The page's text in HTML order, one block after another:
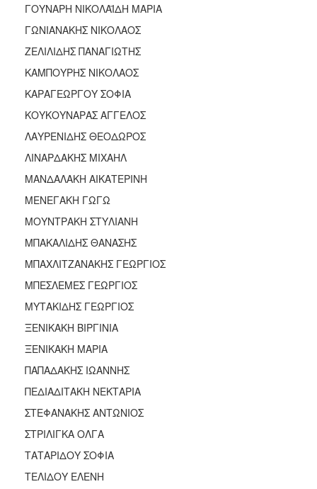
ΠΟΛΙΤΙΣΜΟΣ
ΑΝΘΕΚΤΙΚΗ
ΠΟΛΗ
ΓΟΥΝΑΡΗ ΝΙΚΟΛΑΪΔΗ ΜΑΡΙΑ
ΓΩΝΙΑΝΑΚΗΣ ΝΙΚΟΛΑΟΣ
ΖΕΛΙΛΙΔΗΣ ΠΑΝΑΓΙΩΤΗΣ
ΚΑΜΠΟΥΡΗΣ ΝΙΚΟΛΑΟΣ
ΚΑΡΑΓΕΩΡΓΟΥ ΣΟΦΙΑ
ΚΟΥΚΟΥΝΑΡΑΣ ΑΓΓΕΛΟΣ
ΛΑΥΡΕΝΙΔΗΣ ΘΕΟΔΩΡΟΣ
ΛΙΝΑΡΔΑΚΗΣ ΜΙΧΑΗΛ
ΜΑΝΔΑΛΑΚΗ ΑΙΚΑΤΕΡΙΝΗ
ΜΕΝΕΓΑΚΗ ΓΩΓΩ
ΜΟΥΝΤΡΑΚΗ ΣΤΥΛΙΑΝΗ
ΜΠΑΚΑΛΙΔΗΣ ΘΑΝΑΣΗΣ
ΜΠΑΧΛΙΤΖΑΝΑΚΗΣ ΓΕΩΡΓΙΟΣ
ΜΠΕΣΛΕΜΕΣ ΓΕΩΡΓΙΟΣ
ΜΥΤΑΚΙΔΗΣ ΓΕΩΡΓΙΟΣ
ΞΕΝΙΚΑΚΗ ΒΙΡΓΙΝΙΑ
ΞΕΝΙΚΑΚΗ ΜΑΡΙΑ
ΠΑΠΑΔΑΚΗΣ ΙΩΑΝΝΗΣ
ΠΕΔΙΑΔΙΤΑΚΗ ΝΕΚΤΑΡΙΑ
ΣΤΕΦΑΝΑΚΗΣ ΑΝΤΩΝΙΟΣ
ΣΤΡΙΛΙΓΚΑ ΟΛΓΑ
ΤΑΤΑΡΙΔΟΥ ΣΟΦΙΑ
ΤΕΛΙΔΟΥ ΕΛΕΝΗ